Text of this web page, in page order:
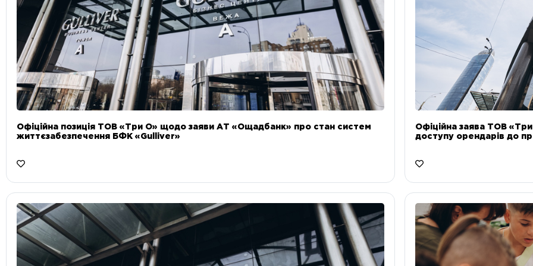
Офіційна позиція ТОВ «Три О» щодо заяви АТ «Ощадбанк» про стан систем
життєзабезпечення БФК «Gulliver»
Офіційна заява ТОВ
доступу орендарів до